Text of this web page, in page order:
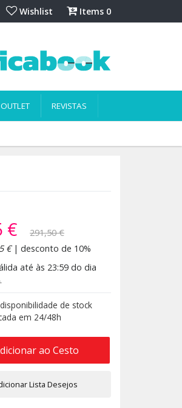
Wishlist Items 0
OUTLET REVISTAS
€
291,50 €
€| desconto de 10%
até às 23:59 do dia
de stock
em 24/48h
ao Cesto
Lista Desejos